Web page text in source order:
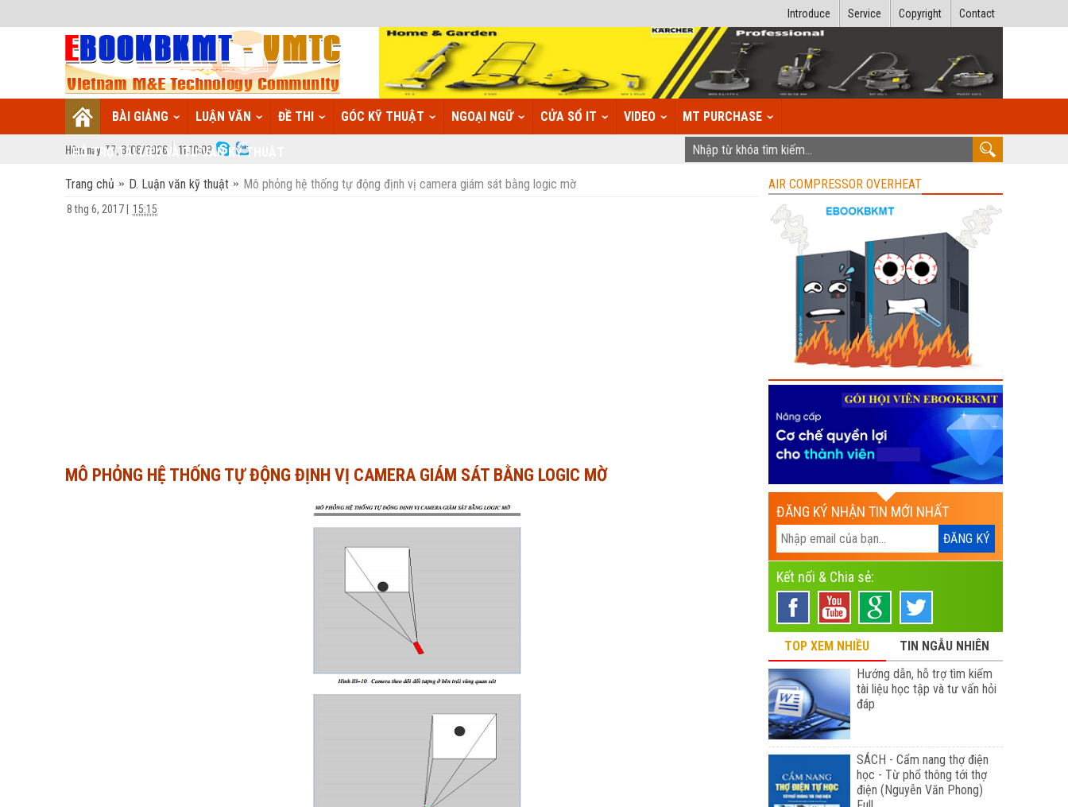
Contact
Copyright
Service
Introduce
BÀI GIẢNG LUẬN VĂN ĐỀ THI GÓC KỸ THUẬT NGOẠI NGỮ CỬA SỔ IT VIDEO MT PURCHASE
HỖ TRỢ TÀI LIỆU VÀ TƯ VẤN KỸ THUẬT
Hôm nay: T7, 8/08/2026 11:10:10
Trang chủ D. Luận văn kỹ thuật Mô phỏng hệ thống tự động định vị camera giám sát bằng logic mờ
8 thg 6, 2017 15:15
MÔ PHỎNG HỆ THỐNG TỰ ĐỘNG ĐỊNH VỊ CAMERA GIÁM SÁT BẰNG LOGIC MỜ
AIR COMPRESSOR OVERHEAT
ĐĂNG KÝ NHẬN TIN MỚI NHẤT
Kết nối & Chia sẻ:
TOP XEM NHIỀU
TIN NGẪU NHIÊN
Hướng dẫn, hỗ trợ tìm kiếm
tài liệu học tập và tư vấn hỏi
đáp
SÁCH - Cẩm nang thợ điện
học - Từ phổ thông tới thợ
điện (Nguyễn Văn Phong)